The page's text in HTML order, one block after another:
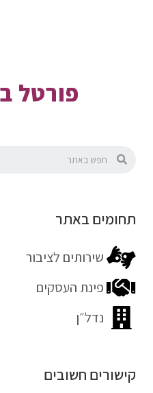
פורטל
תחומים באתר
שירותים לציבור
פינת העסקים
נדל״ן
קישורים חשובים